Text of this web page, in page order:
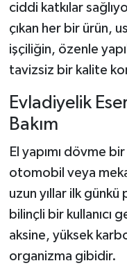
ciddi katkılar
çıkan her bir ürün,
işçiliğin, özenle
tavizsiz bir kalite
Evladiyelik
Bakım
El yapımı dövme
otomobil veya
uzun yıllar ilk günkü
bilinçli bir kullanıcı
aksine, yüksek
organizma gibidir.